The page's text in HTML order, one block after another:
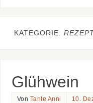
KATEGORIE:
Glühwein
Von Tante Anni 10.